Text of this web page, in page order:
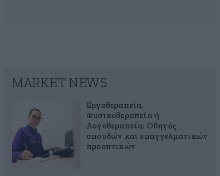
MARKET NEWS
Εργοθεραπεία,
Φυσικοθεραπεία ή
Λογοθεραπεία; Οδηγός
σπουδών και επαγγελματικών
προοπτικών